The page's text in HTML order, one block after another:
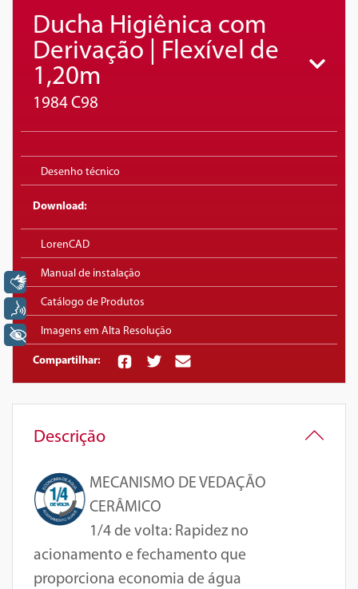
Ducha Higiênica com
Derivação | Flexível de
1,20m
1984 C98
Desenho técnico
Download:
LorenCAD
Manual de instalação
Catálogo de Produtos
Imagens em Alta Resolução
Compartilhar:
Descrição
MECANISMO DE VEDAÇÃO
CERÂMICO
1/4 de volta: Rapidez no
acionamento e fechamento que
proporciona economia de água
Voz
+ Acessibilidade